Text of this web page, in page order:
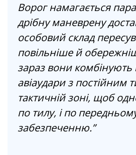
Ворог намагається
дрібну маневрену
особовий склад
повільніше й
зараз вони комбінують
авіаудари з постійним
тактичній зоні, щоб
по тилу, і по
забезпеченню.”